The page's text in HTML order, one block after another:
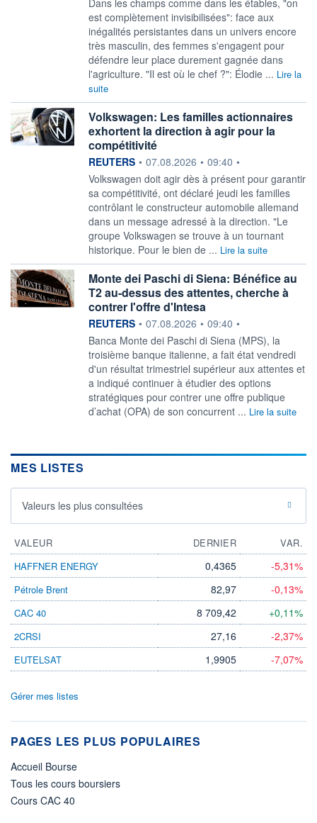
est complètement invisibilisées": face aux
inégalités persistantes dans un univers encore
très masculin, des femmes s'engagent pour
défendre leur place durement gagnée dans
l'agriculture. "Il est où le chef ?": Élodie ... Lire la
suite
Volkswagen: Les familles actionnaires
exhortent la direction à agir pour la
compétitivité
information fournie par
REUTERS • 07.08.2026 • 09:40 •
Volkswagen doit ‌agir dès à présent pour garantir
sa ​compétitivité, ont déclaré jeudi les familles
contrôlant le constructeur automobile allemand
dans un message adressé à la ​direction. "Le
groupe Volkswagen se trouve à un tournant
historique. Pour ​le bien de ... Lire la suite
Monte dei Paschi di Siena: Bénéfice au
T2 au-dessus des attentes, cherche à
contrer l'offre d'Intesa
information fournie par
REUTERS • 07.08.2026 • 09:40 •
Banca Monte dei ‌Paschi di Siena (MPS), la
troisième banque italienne, a fait état ​vendredi
d'un résultat trimestriel supérieur aux attentes et
a indiqué continuer à étudier des options
stratégiques pour contrer une offre publique ​
d’achat (OPA) de son concurrent ... Lire la suite
MES LISTES
Valeurs les plus consultées
VALEUR DERNIER
VAR.
HAFFNER ENERGY
0,4365 -5,31%
Pétrole Brent 82,97 -0,13%
CAC 40 8 709,42 +0,11%
2CRSI 27,16 -2,37%
EUTELSAT 1,9905 -7,07%
Gérer mes listes
PAGES LES PLUS POPULAIRES
Accueil Bourse
Tous les cours boursiers
Cours CAC 40